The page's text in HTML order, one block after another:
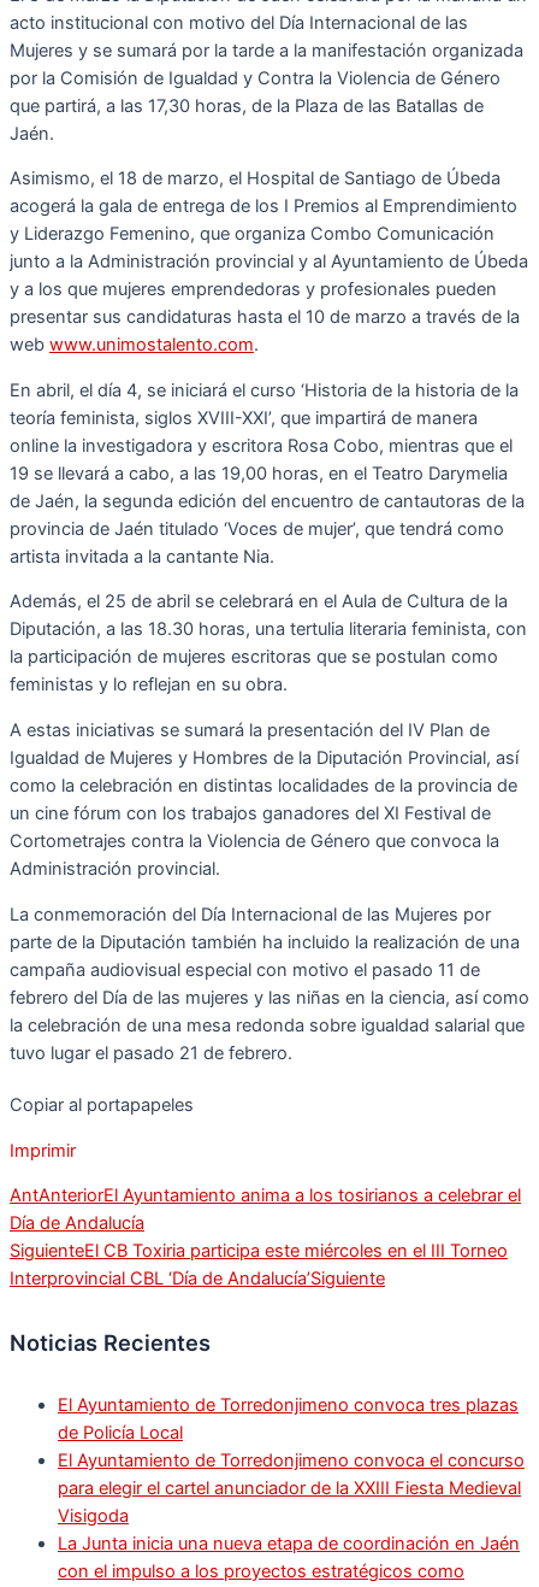
acto institucional con motivo del Día Internacional de las
Mujeres y se sumará por la tarde a la manifestación organizada
por la Comisión de Igualdad y Contra la Violencia de Género
que partirá, a las 17,30 horas, de la Plaza de las Batallas de
Jaén.
Asimismo, el 18 de marzo, el Hospital de Santiago de Úbeda
acogerá la gala de entrega de los I Premios al Emprendimiento
y Liderazgo Femenino, que organiza Combo Comunicación
junto a la Administración provincial y al Ayuntamiento de Úbeda
y a los que mujeres emprendedoras y profesionales pueden
presentar sus candidaturas hasta el 10 de marzo a través de la
web www.unimostalento.com.
En abril, el día 4, se iniciará el curso ‘Historia de la historia de la
teoría feminista, siglos XVIII-XXI’, que impartirá de manera
online la investigadora y escritora Rosa Cobo, mientras que el
19 se llevará a cabo, a las 19,00 horas, en el Teatro Darymelia
de Jaén, la segunda edición del encuentro de cantautoras de la
provincia de Jaén titulado ‘Voces de mujer’, que tendrá como
artista invitada a la cantante Nia.
Además, el 25 de abril se celebrará en el Aula de Cultura de la
Diputación, a las 18.30 horas, una tertulia literaria feminista, con
la participación de mujeres escritoras que se postulan como
feministas y lo reflejan en su obra.
A estas iniciativas se sumará la presentación del IV Plan de
Igualdad de Mujeres y Hombres de la Diputación Provincial, así
como la celebración en distintas localidades de la provincia de
un cine fórum con los trabajos ganadores del XI Festival de
Cortometrajes contra la Violencia de Género que convoca la
Administración provincial.
La conmemoración del Día Internacional de las Mujeres por
parte de la Diputación también ha incluido la realización de una
campaña audiovisual especial con motivo el pasado 11 de
febrero del Día de las mujeres y las niñas en la ciencia, así como
la celebración de una mesa redonda sobre igualdad salarial que
tuvo lugar el pasado 21 de febrero.
Copiar al portapapeles
Imprimir
AntAnteriorEl Ayuntamiento anima a los tosirianos a celebrar el
Día de Andalucía
SiguienteEl CB Toxiria participa este miércoles en el III Torneo
Interprovincial CBL ‘Día de Andalucía’Siguiente
Noticias Recientes
El Ayuntamiento de Torredonjimeno convoca tres plazas
de Policía Local
El Ayuntamiento de Torredonjimeno convoca el concurso
para elegir el cartel anunciador de la XXIII Fiesta Medieval
Visigoda
La Junta inicia una nueva etapa de coordinación en Jaén
con el impulso a los proyectos estratégicos como